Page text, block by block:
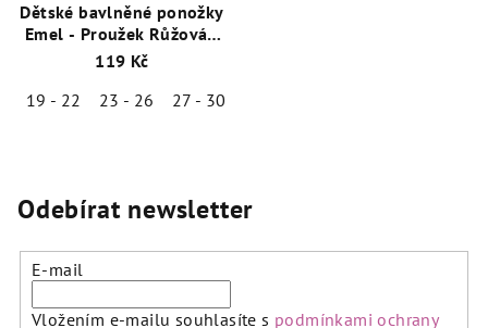
Dětské bavlněné ponožky
Emel - Proužek Růžová -
100-63
119 Kč
19 - 22
23 - 26 27 - 30
Odebírat newsletter
E-mail
Vložením e-mailu souhlasíte s podmínkami ochrany